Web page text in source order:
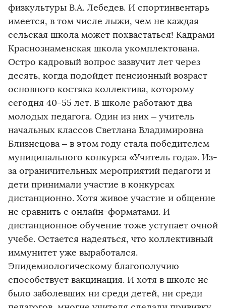
физкультуры В.А. Лебедев. И спортинвентарь
имеется, в том числе лыжи, чем не каждая
сельская школа может похвастаться! Кадрами
Краснознаменская школа укомплектована.
Остро кадровый вопрос зазвучит лет через
десять, когда подойдет пенсионный возраст
основного костяка коллектива, которому
сегодня 40-55 лет. В школе работают два
молодых педагога. Один из них – учитель
начальных классов Светлана Владимировна
Близнецова – в этом году стала победителем
муниципального конкурса «Учитель года». Из-
за ограничительных мероприятий педагоги и
дети принимали участие в конкурсах
дистанционно. Хотя живое участие и общение
не сравнить с онлайн-форматами. И
дистанционное обучение тоже уступает очной
учебе. Остается надеяться, что коллективный
иммунитет уже выработался.
Эпидемиологическому благополучию
способствует вакцинация. И хотя в школе не
было заболевших ни среди детей, ни среди